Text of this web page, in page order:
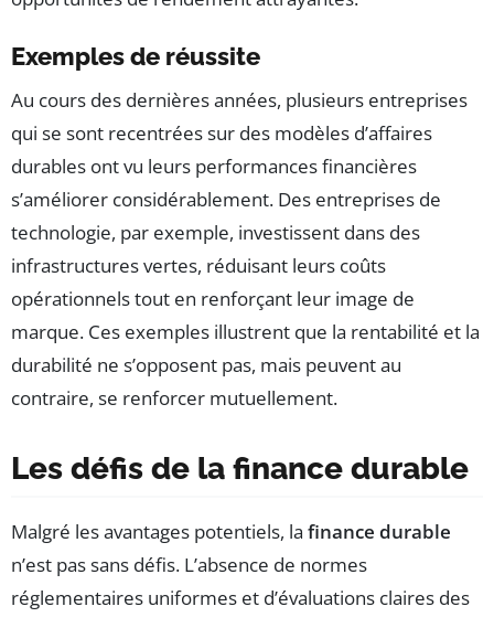
Exemples de réussite
Au cours des dernières années, plusieurs entreprises
qui se sont recentrées sur des modèles d’affaires
durables ont vu leurs performances financières
s’améliorer considérablement. Des entreprises de
technologie, par exemple, investissent dans des
infrastructures vertes, réduisant leurs coûts
opérationnels tout en renforçant leur image de
marque. Ces exemples illustrent que la rentabilité et la
durabilité ne s’opposent pas, mais peuvent au
contraire, se renforcer mutuellement.
Les défis de la finance durable
Malgré les avantages potentiels, la finance durable
n’est pas sans défis. L’absence de normes
réglementaires uniformes et d’évaluations claires des